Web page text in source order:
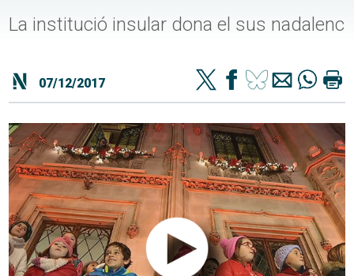
La institució insular dona el sus nadalenc
07/12/2017